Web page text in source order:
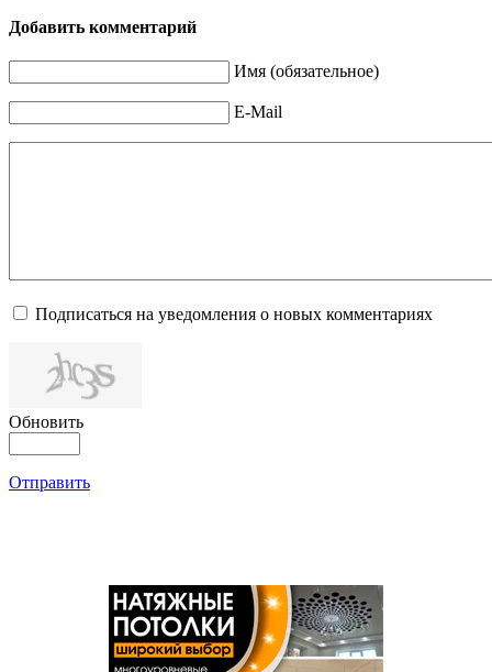
Добавить комментарий
Имя (обязательное)
E-Mail
Подписаться на уведомления о новых комментариях
Обновить
Отправить